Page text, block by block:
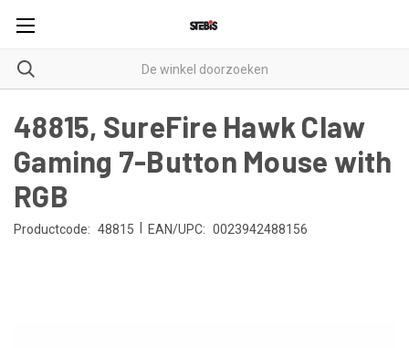
48815, SureFire Hawk Claw
Gaming 7-Button Mouse with
RGB
Productcode: 48815 EAN/UPC: 0023942488156